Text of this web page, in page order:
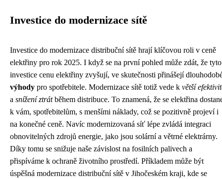
Investice do modernizace sítě
Investice do modernizace distribuční sítě hrají klíčovou roli v ceně
elektřiny pro rok 2025. I když se na první pohled může zdát, že tyto
investice cenu elektřiny zvyšují, ve skutečnosti přinášejí
výhody pro spotřebitele. Modernizace sítě totiž vede k větší
a snížení ztrátběhem distribuce. To znamená, že se elektřina
k vám, spotřebitelům, s menšími náklady, což se pozitivně projeví i
na konečné ceně. Navíc modernizovaná síť lépe zvládá integraci
obnovitelných zdrojů energie, jako jsou solární a větrné elektrárny.
Díky tomu se snižuje naše závislost na fosilních palivech a
přispíváme k ochraně životního prostředí. Příkladem může být
úspěšná modernizace distribuční sítě v Jihočeském kraji, kde se